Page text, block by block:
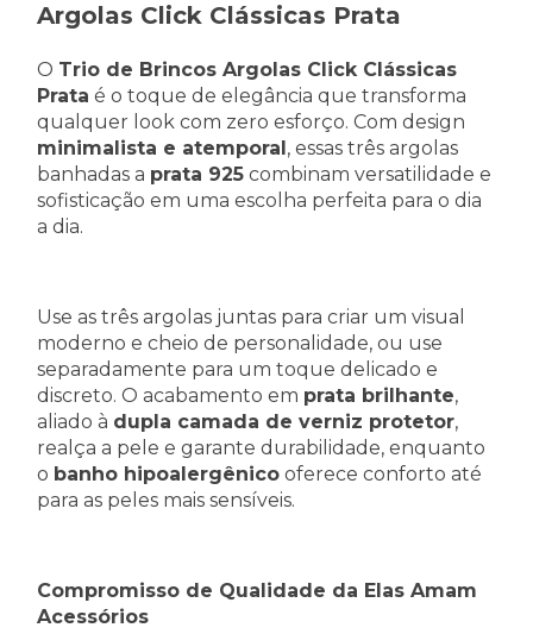
Argolas Click Clássicas Prata
O Trio de Brincos Argolas Click Clássicas
Prata é o toque de elegância que transforma
qualquer look com zero esforço. Com design
minimalista e atemporal , essas três argolas
banhadas a prata 925 combinam versatilidade e
sofisticação em uma escolha perfeita para o dia
a dia.
Use as três argolas juntas para criar um visual
moderno e cheio de personalidade, ou use
separadamente para um toque delicado e
discreto. O acabamento em prata brilhante,
aliado à dupla camada de verniz protetor,
realça a pele e garante durabilidade, enquanto
o banho hipoalergênico oferece conforto até
para as peles mais sensíveis.
Compromisso de Qualidade da Elas Amam
Acessórios